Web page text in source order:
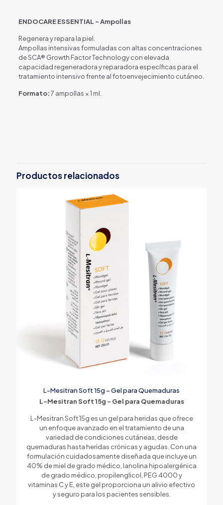
ENDOCARE ESSENTIAL – Ampollas
Regenera y repara la piel.
Ampollas intensivas formuladas con altas concentraciones
de SCA® Growth Factor Technology con elevada
capacidad regeneradora y reparadora específicas para el
tratamiento intensivo frente al fotoenvejecimiento cutáneo.
Formato:7 ampollas × 1 ml.
Productos relacionados
L-Mesitran Soft 15g – Gel para Quemaduras
L-Mesitran Soft 15g – Gel para Quemaduras
L-Mesitran Soft 15g es un gel para heridas que ofrece
un enfoque avanzado en el tratamiento de una
variedad de condiciones cutáneas, desde
quemaduras hasta heridas crónicas y agudas. Con una
formulación cuidadosamente diseñada que incluye un
40% de miel de grado médico, lanolina hipoalergénica
de grado médico, propilenglicol, PEG 4000 y
vitaminas C y E, este gel proporciona un alivio efectivo
y seguro para los pacientes sensibles.